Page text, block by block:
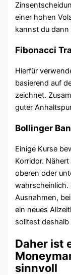
einer hohen
kannst du
Fibonacci
Hierfür
basierend auf
zeichnet.
guter
Bollinger
Einige Kurse
Korridor.
oberen oder
wahrscheinlich.
Ausnahmen,
ein neues
solltest deshalb
Daher ist
sinnvoll